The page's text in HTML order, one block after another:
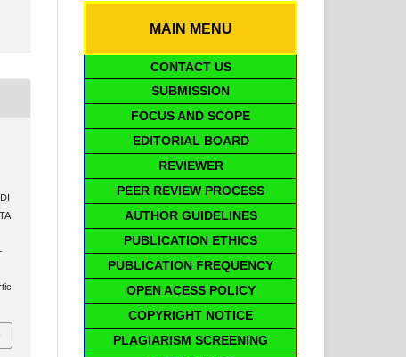
MAIN MENU
CONTACT US
SUBMISSION
FOCUS AND SCOPE
EDITORIAL BOARD
REVIEWER
PEER REVIEW PROCESS
AUTHOR GUIDELINES
PUBLICATION ETHICS
PUBLICATION FREQUENCY
OPEN ACESS POLICY
COPYRIGHT NOTICE
PLAGIARISM SCREENING